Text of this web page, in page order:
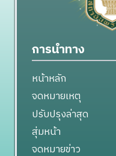
การนำทาง
หน้าหลัก
จดหมายเหตุ
ปรับปรุงล่าสุด
สุ่มหน้า
จดหมายข่าว